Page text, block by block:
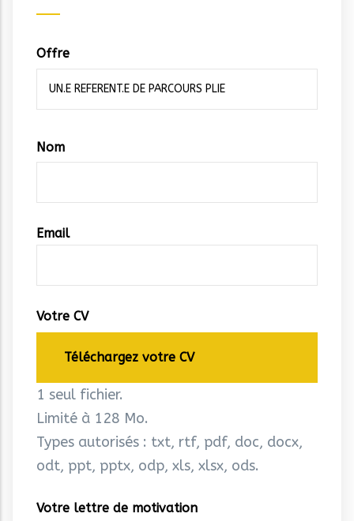
Offre
Vos
Nom
Email
Votre CV
Téléchargez votre CV
1 seul fichier.
Limité à 128 Mo.
Types autorisés : txt, rtf, pdf, doc, docx,
odt, ppt, pptx, odp, xls, xlsx, ods.
Votre lettre de motivation